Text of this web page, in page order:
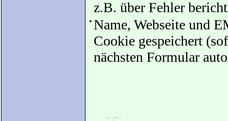
z.B. über Fehler
• Name, Webseite und
Cookie gespeichert
nächsten Formular